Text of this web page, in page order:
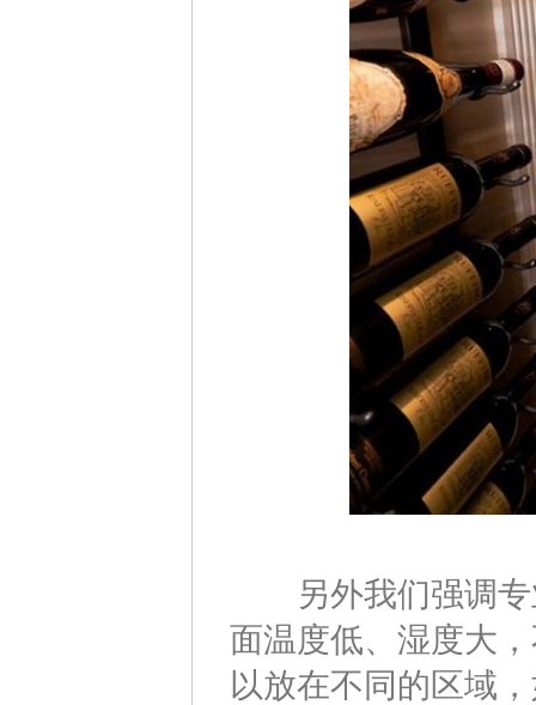
另外我们强调专
面温度低、湿度大
以放在不同的区域